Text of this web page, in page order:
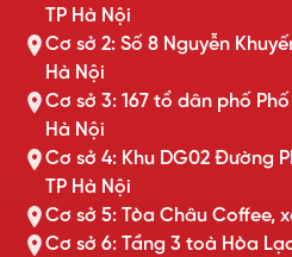
TP Hà Nội
Cơ sở 2: Số 8 Nguyễn
Hà Nội
Cơ sở 3: 167 tổ dân phố
Hà Nội
Cơ sở 4: Khu DG02 Đường
TP Hà Nội
Cơ sở 5: Tòa Châu Coffee,
Cơ sở 6: Tầng 3 toà Hòa